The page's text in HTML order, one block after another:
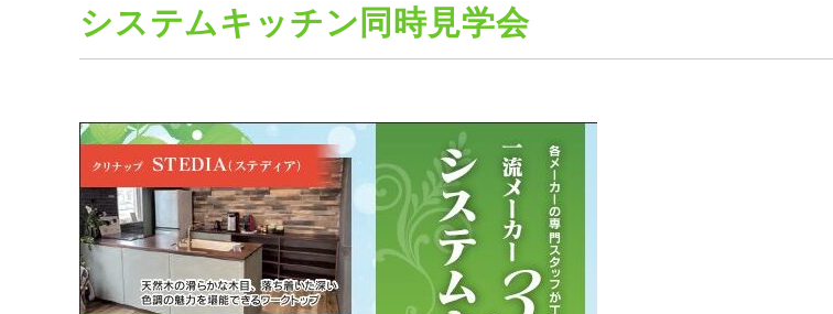
システムキッチン同時見学会